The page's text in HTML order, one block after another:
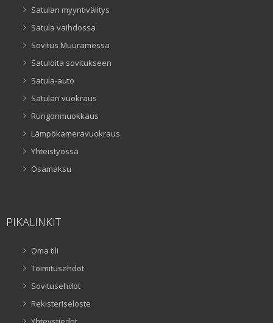
Satulan myyntivälitys
Satula vaihdossa
Sovitus Muuramessa
Satuloita sovitukseen
Satula-auto
Satulan vuokraus
Rungonmuokkaus
Lämpökameravuokraus
Yhteistyössä
Osamaksu
PIKALINKIT
Oma tili
Toimitusehdot
Sovitusehdot
Rekisteriseloste